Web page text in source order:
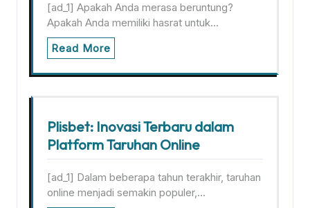
[ad_1] Apakah Anda merasa beruntung?
Apakah Anda memiliki hasrat untuk…
Read More
Plisbet: Inovasi Terbaru dalam
Platform Taruhan Online
[ad_1] Dalam beberapa tahun terakhir, taruhan
online menjadi semakin populer,…